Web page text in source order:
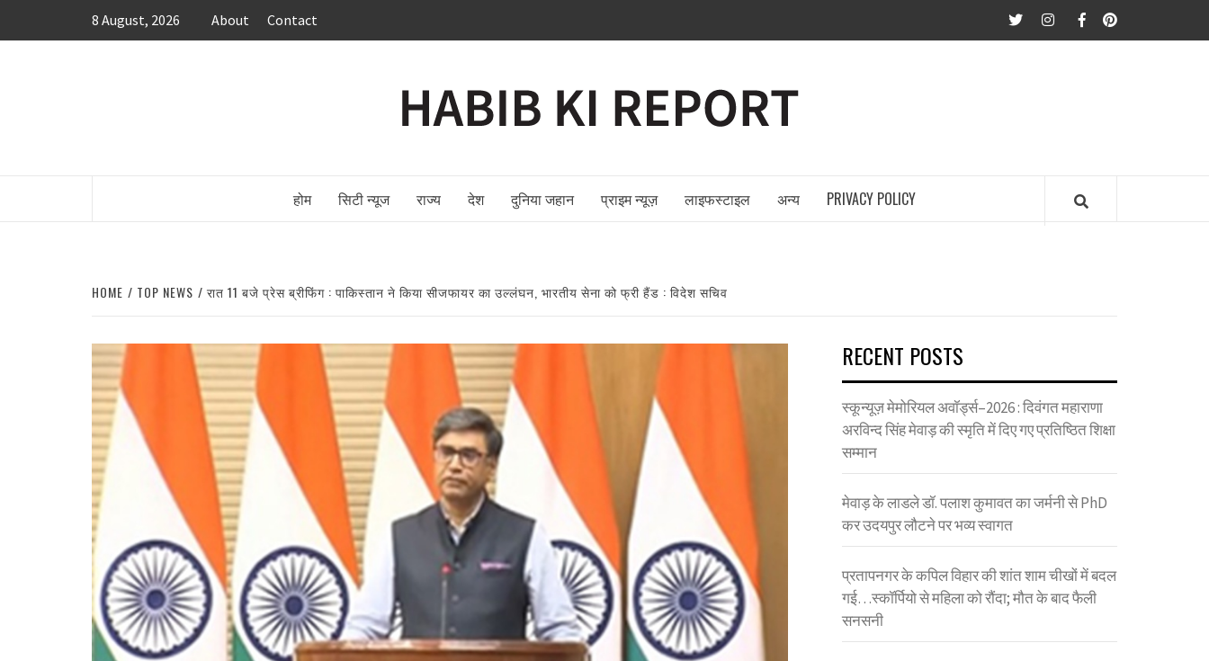
8 August, 2026 About Contact twitterInstagram
FacebookPinterest
होम सिटी न्यूज राज्य देश दुनिया जहान प्राइम न्यूज़ लाइफस्टाइल अन्य PRIVACY POLICY
HOME TOP NEWS रात 11 बजे प्रेस ब्रीफिंग : पाकिस्तान ने किया सीजफायर का उल्लंघन, भारतीय सेना को फ्री हैंड : विदेश सचिव
RECENT POSTS
स्कून्यूज़ मेमोरियल अवॉर्ड्स–2026 : दिवंगत महाराणा
अरविन्द सिंह मेवाड़ की स्मृति में दिए गए प्रतिष्ठित शिक्षा
सम्मान
मेवाड़ के लाडले डॉ. पलाश कुमावत का जर्मनी से PhD
कर उदयपुर लौटने पर भव्य स्वागत
प्रतापनगर के कपिल विहार की शांत शाम चीखों में बदल
गई…स्कॉर्पियो से महिला को रौंदा; मौत के बाद फैली
सनसनी